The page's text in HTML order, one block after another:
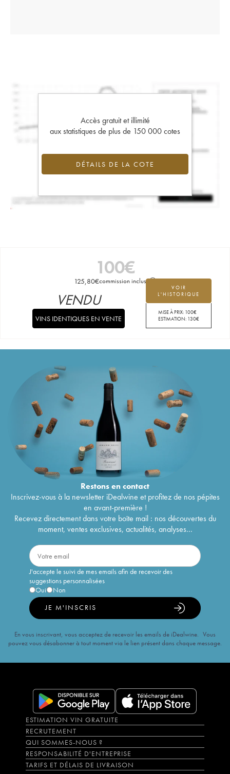
Accès gratuit et illimité
aux statistiques de plus de 150 000 cotes
DÉTAILS DE LA COTE
100€
125,80€commission incluse
VOIR
L'HISTORIQUE
MISE À PRIX: 100€
ESTIMATION: 130€
VENDU
VINS IDENTIQUES EN VENTE
Restons encontact
Inscrivez-vous à la newsletter iDealwine et profitez de nos pépites
en avant-première !
Recevez directement dans votre boîte mail : nos découvertes du
moment, ventes exclusives, actualités, analyses...
J'accepte le suivi de mes emails afin de recevoir des
suggestions personnalisées
Oui
Non
JE M'INSCRIS
En vous inscrivant, vous acceptez de recevoir les emails de iDealwine. Vous
pouvez vous désabonner à tout moment via le lien présent dans chaque message.
ESTIMATION VIN GRATUITE
RECRUTEMENT
QUI SOMMES-NOUS ?
RESPONSABILITÉ D'ENTREPRISE
TARIFS ET DÉLAIS DE LIVRAISON